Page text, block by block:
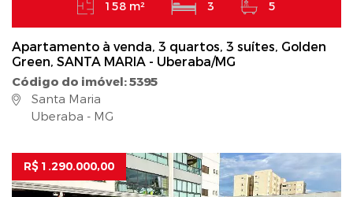
158 m² 3 5
Apartamento à venda, 3 quartos, 3 suítes, Golden
Green, SANTA MARIA - Uberaba/MG
Código do imóvel: 5395
Santa Maria
Uberaba - MG
R$ 1.290.000,00